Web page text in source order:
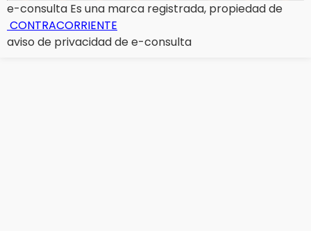
e-consulta Es una marca registrada, propiedad de
CONTRACORRIENTE
aviso de privacidad de e-consulta